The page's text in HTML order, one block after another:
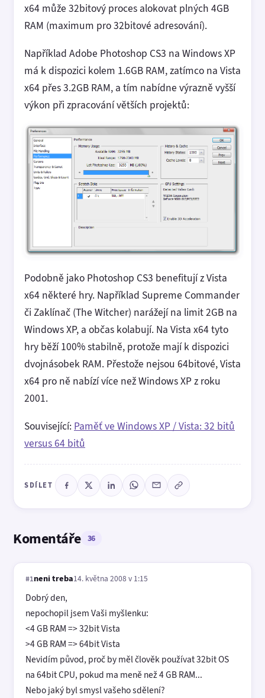
x64 může 32bitový proces alokovat plných 4GB
RAM (maximum pro 32bitové adresování).
Například Adobe Photoshop CS3 na Windows XP
má k dispozici kolem 1.6GB RAM, zatímco na Vista
x64 přes 3.2GB RAM, a tím nabídne výrazně vyšší
výkon při zpracování větších projektů:
Podobně jako Photoshop CS3 benefitují z Vista
x64 některé hry. Například Supreme Commander
či Zaklínač (The Witcher) narážejí na limit 2GB na
Windows XP, a občas kolabují. Na Vista x64 tyto
hry běží 100% stabilně, protože mají k dispozici
dvojnásobek RAM. Přestože nejsou 64bitové, Vista
x64 pro ně nabízí více než Windows XP z roku
2001.
Související: Paměť ve Windows XP / Vista: 32 bitů
versus 64 bitů
SDÍLET
Komentáře 36
#1neni treba14. května 2008 v 1:15
Dobrý den,
nepochopil jsem Vaši myšlenku:
<4 GB RAM => 32bit Vista
>4 GB RAM => 64bit Vista
Nevidím původ, proč by měl člověk používat 32bit OS
na 64bit CPU, pokud ma meně než 4 GB RAM...
Nebo jaký byl smysl vašeho sdělení?